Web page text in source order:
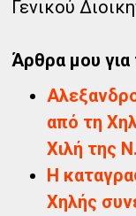
Γενικού
Άρθρα μου
από τη
Χιλή της
Η
Χηλής